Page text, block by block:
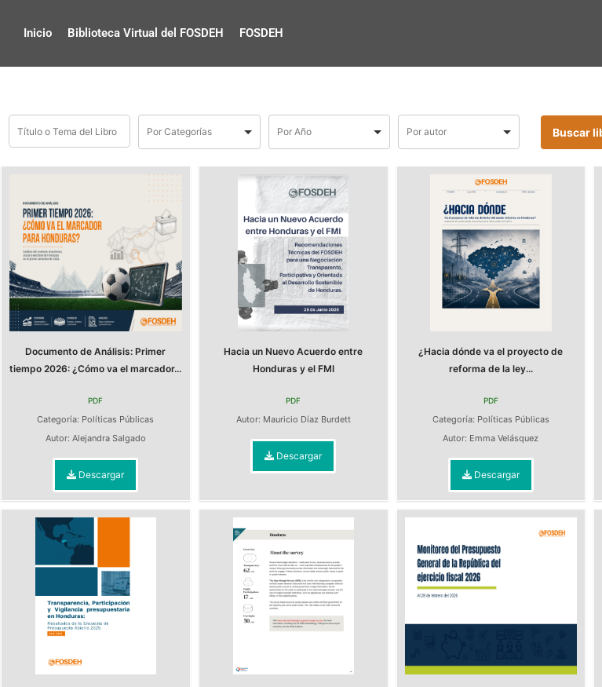
Inicio Biblioteca Virtual del FOSDEH FOSDEH
Documento de Análisis: Primer
tiempo 2026: ¿Cómo va el marcador...
PDF
Categoría: Políticas Públicas
Autor: Alejandra Salgado
Descargar
Hacia un Nuevo Acuerdo entre
Honduras y el FMI
PDF
Autor: Mauricio Díaz Burdett
Descargar
¿Hacia dónde va el proyecto de
reforma de la ley...
PDF
Categoría: Políticas Públicas
Autor: Emma Velásquez
Descargar